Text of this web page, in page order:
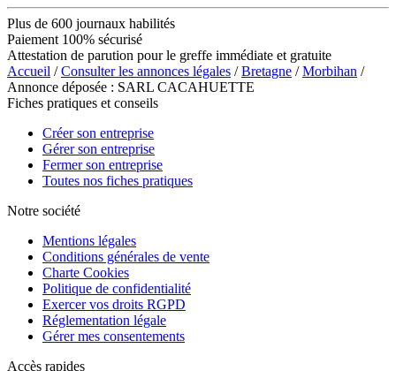
Plus de 600 journaux habilités
Paiement 100% sécurisé
Attestation de parution pour le greffe immédiate et gratuite
Accueil /Consulter les annonces légales /Bretagne /Morbihan /
Annonce déposée : SARL CACAHUETTE
Fiches pratiques et conseils
Créer son entreprise
Gérer son entreprise
Fermer son entreprise
Toutes nos fiches pratiques
Notre société
Mentions légales
Conditions générales de vente
Charte Cookies
Politique de confidentialité
Exercer vos droits RGPD
Réglementation légale
Gérer mes consentements
Accès rapides